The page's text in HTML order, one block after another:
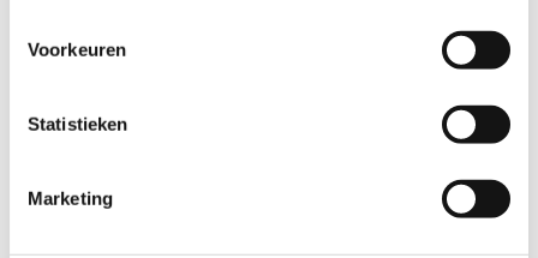
Voorkeuren
Statistieken
Marketing